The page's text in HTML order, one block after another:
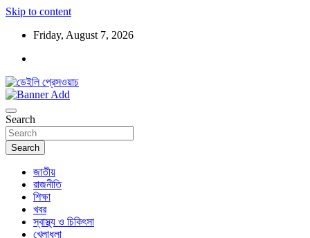
Skip to content
Friday, August 7, 2026
ডেইলি প্রেসওয়াচ
Search
Search
জাতীয়
রাজনীতি
শিক্ষা
খবর
স্বাস্থ্য ও চিকিৎসা
খেলাধুলা